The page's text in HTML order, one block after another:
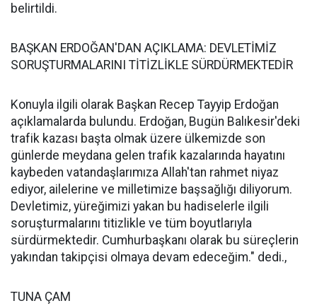
belirtildi.
BAŞKAN ERDOĞAN'DAN AÇIKLAMA: DEVLETİMİZ
SORUŞTURMALARINI TİTİZLİKLE SÜRDÜRMEKTEDİR
Konuyla ilgili olarak Başkan Recep Tayyip Erdoğan
açıklamalarda bulundu. Erdoğan, Bugün Balıkesir'deki
trafik kazası başta olmak üzere ülkemizde son
günlerde meydana gelen trafik kazalarında hayatını
kaybeden vatandaşlarımıza Allah'tan rahmet niyaz
ediyor, ailelerine ve milletimize başsağlığı diliyorum.
Devletimiz, yüreğimizi yakan bu hadiselerle ilgili
soruşturmalarını titizlikle ve tüm boyutlarıyla
sürdürmektedir. Cumhurbaşkanı olarak bu süreçlerin
yakından takipçisi olmaya devam edeceğim." dedi.,
TUNA ÇAM